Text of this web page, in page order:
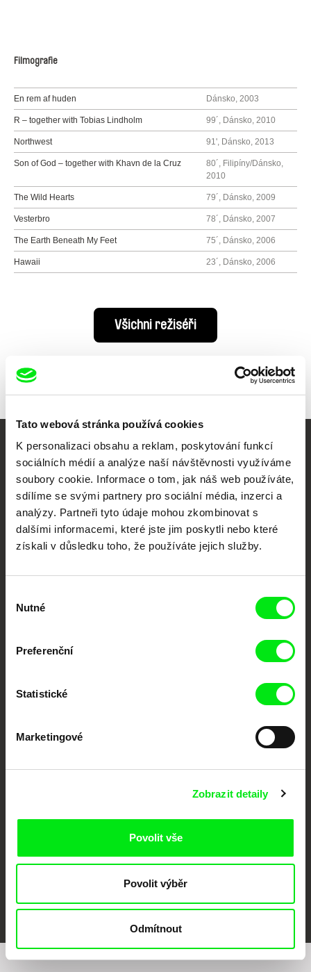
Tato webová stránka používá cookies
K personalizaci obsahu a reklam, poskytování funkcí
sociálních médií a analýze naší návštěvnosti využíváme
soubory cookie. Informace o tom, jak náš web používáte,
sdílíme se svými partnery pro sociální média, inzerci a
analýzy. Partneři tyto údaje mohou zkombinovat s
dalšími informacemi, které jste jim poskytli nebo které
získali v důsledku toho, že používáte jejich služby.
souhlasu
Nutné
Preferenční
Statistické
Marketingové
Zobrazit detaily
Povolit vše
Povolit výběr
Odmítnout
Filmografie
En rem af huden Dánsko, 2003
R – together with Tobias Lindholm 99´, Dánsko, 2010
Northwest 91', Dánsko, 2013
Son of God – together with Khavn de la Cruz
80´, Filipíny/Dánsko,
2010
The Wild Hearts 79´, Dánsko, 2009
Vesterbro 78´, Dánsko, 2007
The Earth Beneath My Feet 75´, Dánsko, 2006
Hawaii 23´, Dánsko, 2006
Všichni režiséři
Vaše online
dokumentární kino
Nové festivalové filmy
každý týden
Portál DAFilms.cz je výsledkem tvůrčí spolupráce 7 klíčových evropských
posouvat hranice dokumentárního filmu, propagovat jeho rozmanitost a
Against Gravity
MFDF Ji.hlava